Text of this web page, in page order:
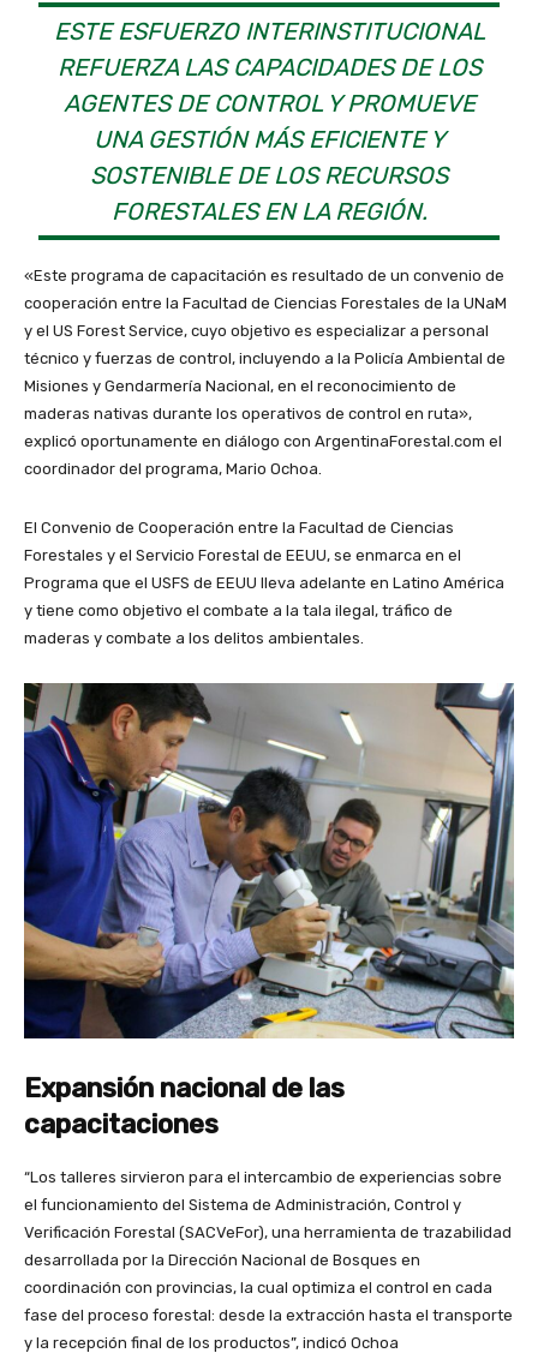
ESTE ESFUERZO INTERINSTITUCIONAL
REFUERZA LAS CAPACIDADES DE LOS
AGENTES DE CONTROL Y PROMUEVE
UNA GESTIÓN MÁS EFICIENTE Y
SOSTENIBLE DE LOS RECURSOS
FORESTALES EN LA REGIÓN.
«Este programa de capacitación es resultado de un convenio de
cooperación entre la Facultad de Ciencias Forestales de la UNaM
y el US Forest Service, cuyo objetivo es especializar a personal
técnico y fuerzas de control, incluyendo a la Policía Ambiental de
Misiones y Gendarmería Nacional, en el reconocimiento de
maderas nativas durante los operativos de control en ruta»,
explicó oportunamente en diálogo con ArgentinaForestal.com el
coordinador del programa, Mario Ochoa.
El Convenio de Cooperación entre la Facultad de Ciencias
Forestales y el Servicio Forestal de EEUU, se enmarca en el
Programa que el USFS de EEUU lleva adelante en Latino América
y tiene como objetivo el combate a la tala ilegal, tráfico de
maderas y combate a los delitos ambientales.
Expansión nacional de las
capacitaciones
“Los talleres sirvieron para el intercambio de experiencias sobre
el funcionamiento del Sistema de Administración, Control y
Verificación Forestal (SACVeFor), una herramienta de trazabilidad
desarrollada por la Dirección Nacional de Bosques en
coordinación con provincias, la cual optimiza el control en cada
fase del proceso forestal: desde la extracción hasta el transporte
y la recepción final de los productos”, indicó Ochoa